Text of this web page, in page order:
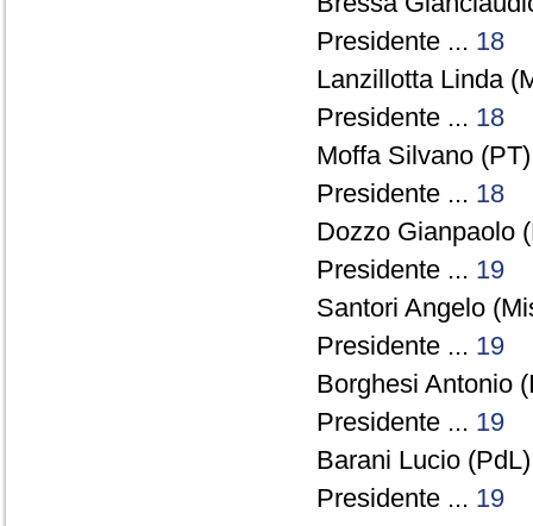
Presidente ... 18
Lanzillotta Linda
Presidente ... 18
Moffa Silvano
Presidente ... 18
Dozzo Gianpaolo
Presidente ... 19
Santori Angelo
Presidente ... 19
Borghesi Antonio
Presidente ... 19
Barani Lucio
Presidente ... 19